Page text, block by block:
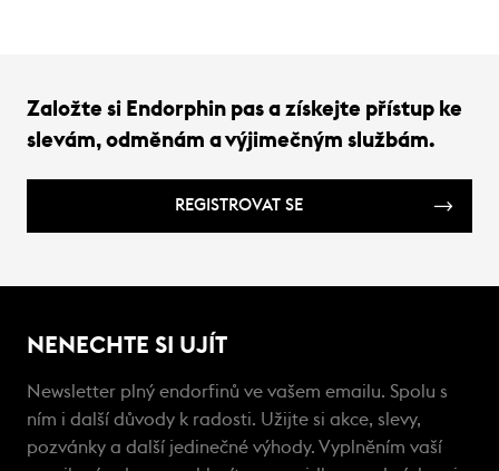
Založte si Endorphin pas a získejte přístup ke
slevám, odměnám a výjimečným službám.
REGISTROVAT SE
NENECHTE SI UJÍT
Newsletter plný endorfinů ve vašem emailu. Spolu s
ním i další důvody k radosti. Užijte si akce, slevy,
pozvánky a další jedinečné výhody. Vyplněním vaší